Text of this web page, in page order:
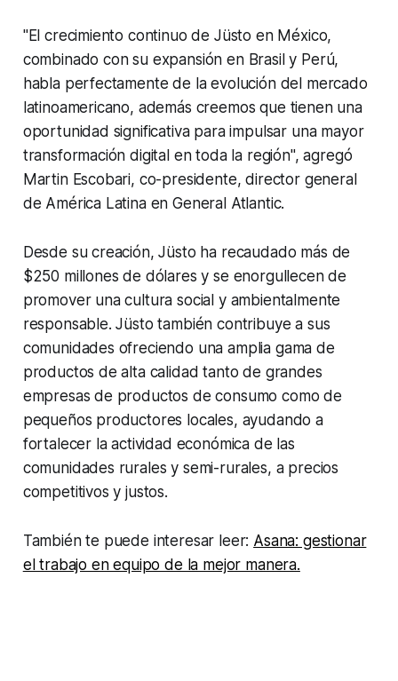
"El crecimiento continuo de Jüsto en México,
combinado con su expansión en Brasil y Perú,
habla perfectamente de la evolución del mercado
latinoamericano, además creemos que tienen una
oportunidad significativa para impulsar una mayor
transformación digital en toda la región", agregó
Martin Escobari, co-presidente, director general
de América Latina en General Atlantic.
Desde su creación, Jüsto ha recaudado más de
$250 millones de dólares y se enorgullecen de
promover una cultura social y ambientalmente
responsable. Jüsto también contribuye a sus
comunidades ofreciendo una amplia gama de
productos de alta calidad tanto de grandes
empresas de productos de consumo como de
pequeños productores locales, ayudando a
fortalecer la actividad económica de las
comunidades rurales y semi-rurales, a precios
competitivos y justos.
También te puede interesar leer: Asana: gestionar
el trabajo en equipo de la mejor manera.